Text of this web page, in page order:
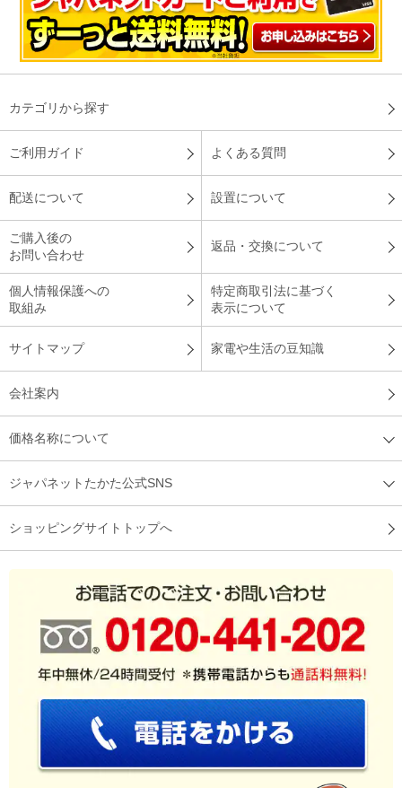
カテゴリから探す
ご利用ガイド よくある質問
配送について 設置について
ご購入後の
お問い合わせ
返品・交換について
個人情報保護への
取組み
特定商取引法に基づく
表示について
サイトマップ 家電や生活の豆知識
会社案内
価格名称について
ジャパネットたかた公式SNS
ショッピングサイトトップへ